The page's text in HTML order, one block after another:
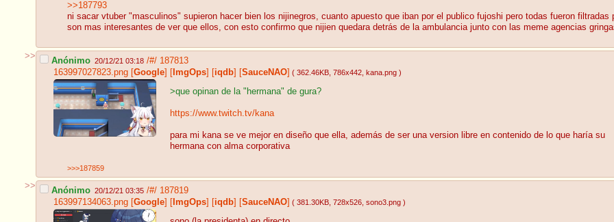
>>187793
ni sacar vtuber "masculinos" supieron hacer bien los nijinegros, cuanto apuesto que iban por el publico fujoshi pero todas fueron
son mas interesantes de ver que ellos, con esto confirmo que nijien quedara detrás de la ambulancia junto con las meme agencias
>> Anónimo 20/12/21 03:18 /#/ 187813
163997027823.png [Google] [ ImgOps] [iqdb] [SauceNAO] ( 362.46KB , 786x442 , kana.png )
>que opinan de la "hermana" de gura?
https://www.twitch.tv/kana
para mi kana se ve mejor en diseño que ella, además de ser una version libre en contenido de lo que haría su
hermana con alma corporativa
>>>187859
>> Anónimo 20/12/21 03:35 /#/ 187819
163997134063.png [Google] [ ImgOps] [iqdb] [SauceNAO] ( 381.30KB , 728x526 , sono3.png )